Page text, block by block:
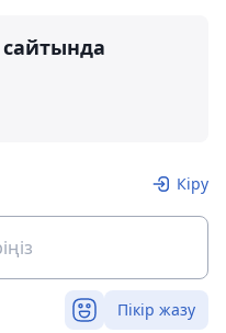
Кіру
Пікір жазу